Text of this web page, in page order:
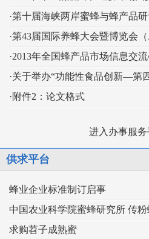
·第十届海峡两岸蜜蜂与蜂产品
·第43届国际养蜂大会暨博览会
·2013年全国蜂产品市场信息交
·附件2：论文格式
进入办事服务
供求平台
蜂业企业标准制订启事
求购苕子成熟蜜